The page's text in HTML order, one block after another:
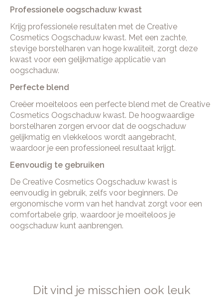
Professionele oogschaduw kwast
Krijg professionele resultaten met de Creative
Cosmetics Oogschaduw kwast. Met een zachte,
stevige borstelharen van hoge kwaliteit, zorgt deze
kwast voor een gelijkmatige applicatie van
oogschaduw.
Perfecte blend
Creëer moeiteloos een perfecte blend met de Creative
Cosmetics Oogschaduw kwast. De hoogwaardige
borstelharen zorgen ervoor dat de oogschaduw
gelijkmatig en vlekkeloos wordt aangebracht,
waardoor je een professioneel resultaat krijgt.
Eenvoudig te gebruiken
De Creative Cosmetics Oogschaduw kwast is
eenvoudig in gebruik, zelfs voor beginners. De
ergonomische vorm van het handvat zorgt voor een
comfortabele grip, waardoor je moeiteloos je
oogschaduw kunt aanbrengen.
Dit vind je misschien ook leuk